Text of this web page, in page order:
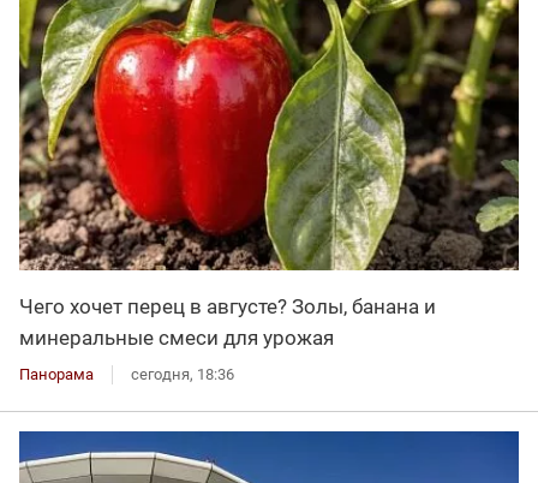
Чего хочет перец в августе? Золы, банана и
минеральные смеси для урожая
Панорама сегодня, 18:36